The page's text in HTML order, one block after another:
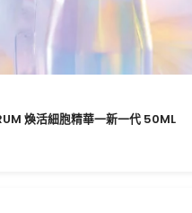
煥活細胞精華一新一代 50ML